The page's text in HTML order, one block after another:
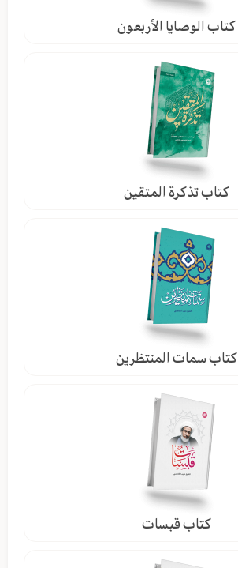
كتاب الوصايا الأربعون
كتاب تذكرة المتقين
كتاب سمات المنتظرين
كتاب قبسات